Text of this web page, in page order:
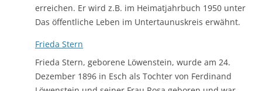
erreichen. Er wird z.B. im Heimatjahrbuch 1950 unter
Das öffentliche Leben im Untertaunuskreis erwähnt.
Frieda Stern
Frieda Stern, geborene Löwenstein, wurde am 24.
Dezember 1896 in Esch als Tochter von Ferdinand